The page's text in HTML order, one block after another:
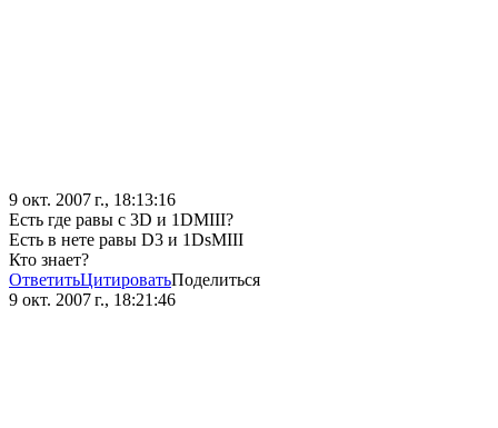
9 окт. 2007 г., 18:13:16
Есть где равы с 3D и 1DMIII?
Есть в нете равы D3 и 1DsMIII
Кто знает?
ОтветитьЦитироватьПоделиться
9 окт. 2007 г., 18:21:46